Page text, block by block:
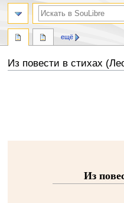
Из повести в стихах
Из
ещё